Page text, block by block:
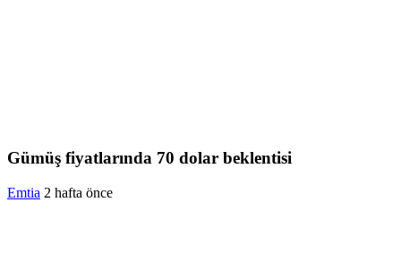
Gümüş fiyatlarında 70 dolar beklentisi
Emtia 2 hafta önce